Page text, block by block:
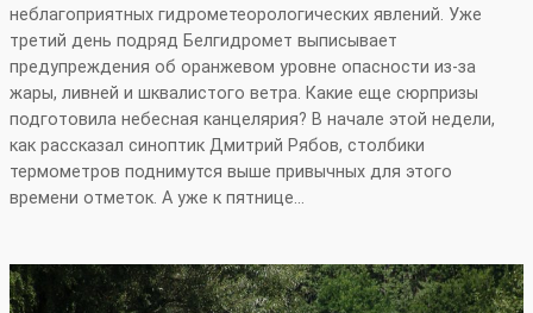
неблагоприятных гидрометеорологических явлений. Уже
третий день подряд Белгидромет выписывает
предупреждения об оранжевом уровне опасности из-за
жары, ливней и шквалистого ветра. Какие еще сюрпризы
подготовила небесная канцелярия? В начале этой недели,
как рассказал синоптик Дмитрий Рябов, столбики
термометров поднимутся выше привычных для этого
времени отметок. А уже к пятнице…